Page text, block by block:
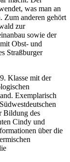
was man an
Zum anderen gehört
zur
sowie der
Obst- und
Straßburger
Klasse mit der
Exemplarisch
Bildung des
Cindy und
über die